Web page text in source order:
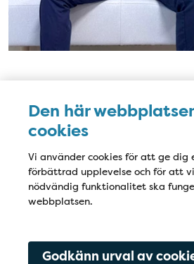
Den här
cookies
Vi använder cookies för att ge dig
förbättrad upplevelse och för att
nödvändig funktionalitet ska
webbplatsen.
Godkänn urval av
Karta